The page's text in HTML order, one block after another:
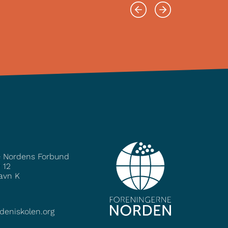
Nordens Forbund
K